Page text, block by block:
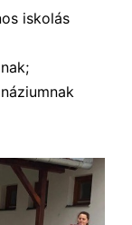
iskolás